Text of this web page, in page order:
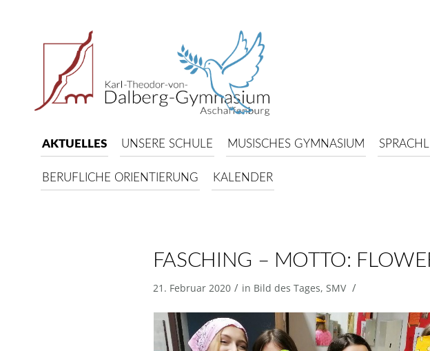
AKTUELLES UNSERE SCHULE MUSISCHES GYMNASIUM
BERUFLICHE ORIENTIERUNG KALENDER
FASCHING – MOTTO:
21. Februar 2020 / in Bild des Tages, SMV /